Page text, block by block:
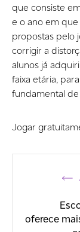
que consiste
e o ano em que
propostas pelo
corrigir a
alunos já
faixa etária,
fundamental de
Jogar
oferece